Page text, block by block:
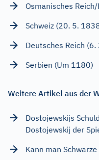
Osmanisches
Schweiz (20. 5.
Deutsches Reich
Serbien (Um 1180)
Weitere Artikel aus der
Dostojewskijs
Dostojewskij der
Kann man